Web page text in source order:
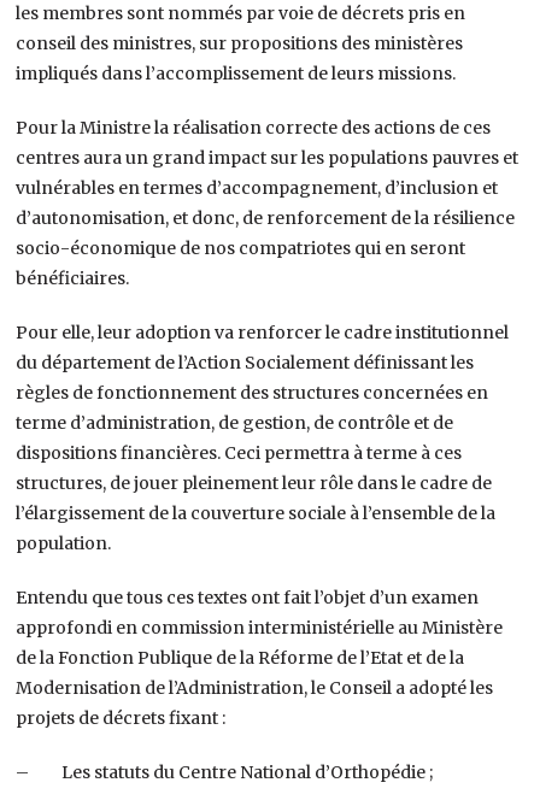
les membres sont nommés par voie de décrets pris en
conseil des ministres, sur propositions des ministères
impliqués dans l’accomplissement de leurs missions.
Pour la Ministre la réalisation correcte des actions de ces
centres aura un grand impact sur les populations pauvres et
vulnérables en termes d’accompagnement, d’inclusion et
d’autonomisation, et donc, de renforcement de la résilience
socio-économique de nos compatriotes qui en seront
bénéficiaires.
Pour elle, leur adoption va renforcer le cadre institutionnel
du département de l’Action Socialement définissant les
règles de fonctionnement des structures concernées en
terme d’administration, de gestion, de contrôle et de
dispositions financières. Ceci permettra à terme à ces
structures, de jouer pleinement leur rôle dans le cadre de
l’élargissement de la couverture sociale à l’ensemble de la
population.
Entendu que tous ces textes ont fait l’objet d’un examen
approfondi en commission interministérielle au Ministère
de la Fonction Publique de la Réforme de l’Etat et de la
Modernisation de l’Administration, le Conseil a adopté les
projets de décrets fixant :
– Les statuts du Centre National d’Orthopédie ;